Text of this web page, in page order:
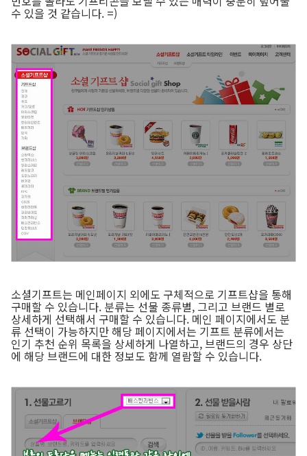
수 있을 것 같습니다. =)
소셜기프트는 메인페이지 외에도 구체적으로 기프트샵을 통해
구매할 수 있습니다. 분류는 선물 종류별, 그리고 브랜드 별로
상세하게 선택해서 구매할 수 있습니다. 메인 페이지에서도 분
류 선택이 가능하지만 해당 페이지에서는 기프트 분류에서는
인기 추천 순위 목록을 상세하게 나열하고, 브랜드의 경우 상단
에 해당 브랜드에 대한 정보도 함께 열람할 수 있습니다.